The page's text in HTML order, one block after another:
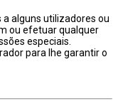
alguns utilizadores ou
ou efetuar qualquer
especiais.
para lhe garantir o